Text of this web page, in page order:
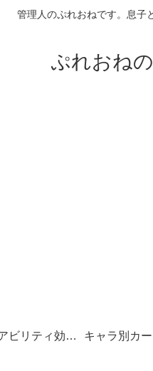
管理人のぷれおねです。息子
ぷれおね
SDBH アビリティ効果一覧 キャラ別カ